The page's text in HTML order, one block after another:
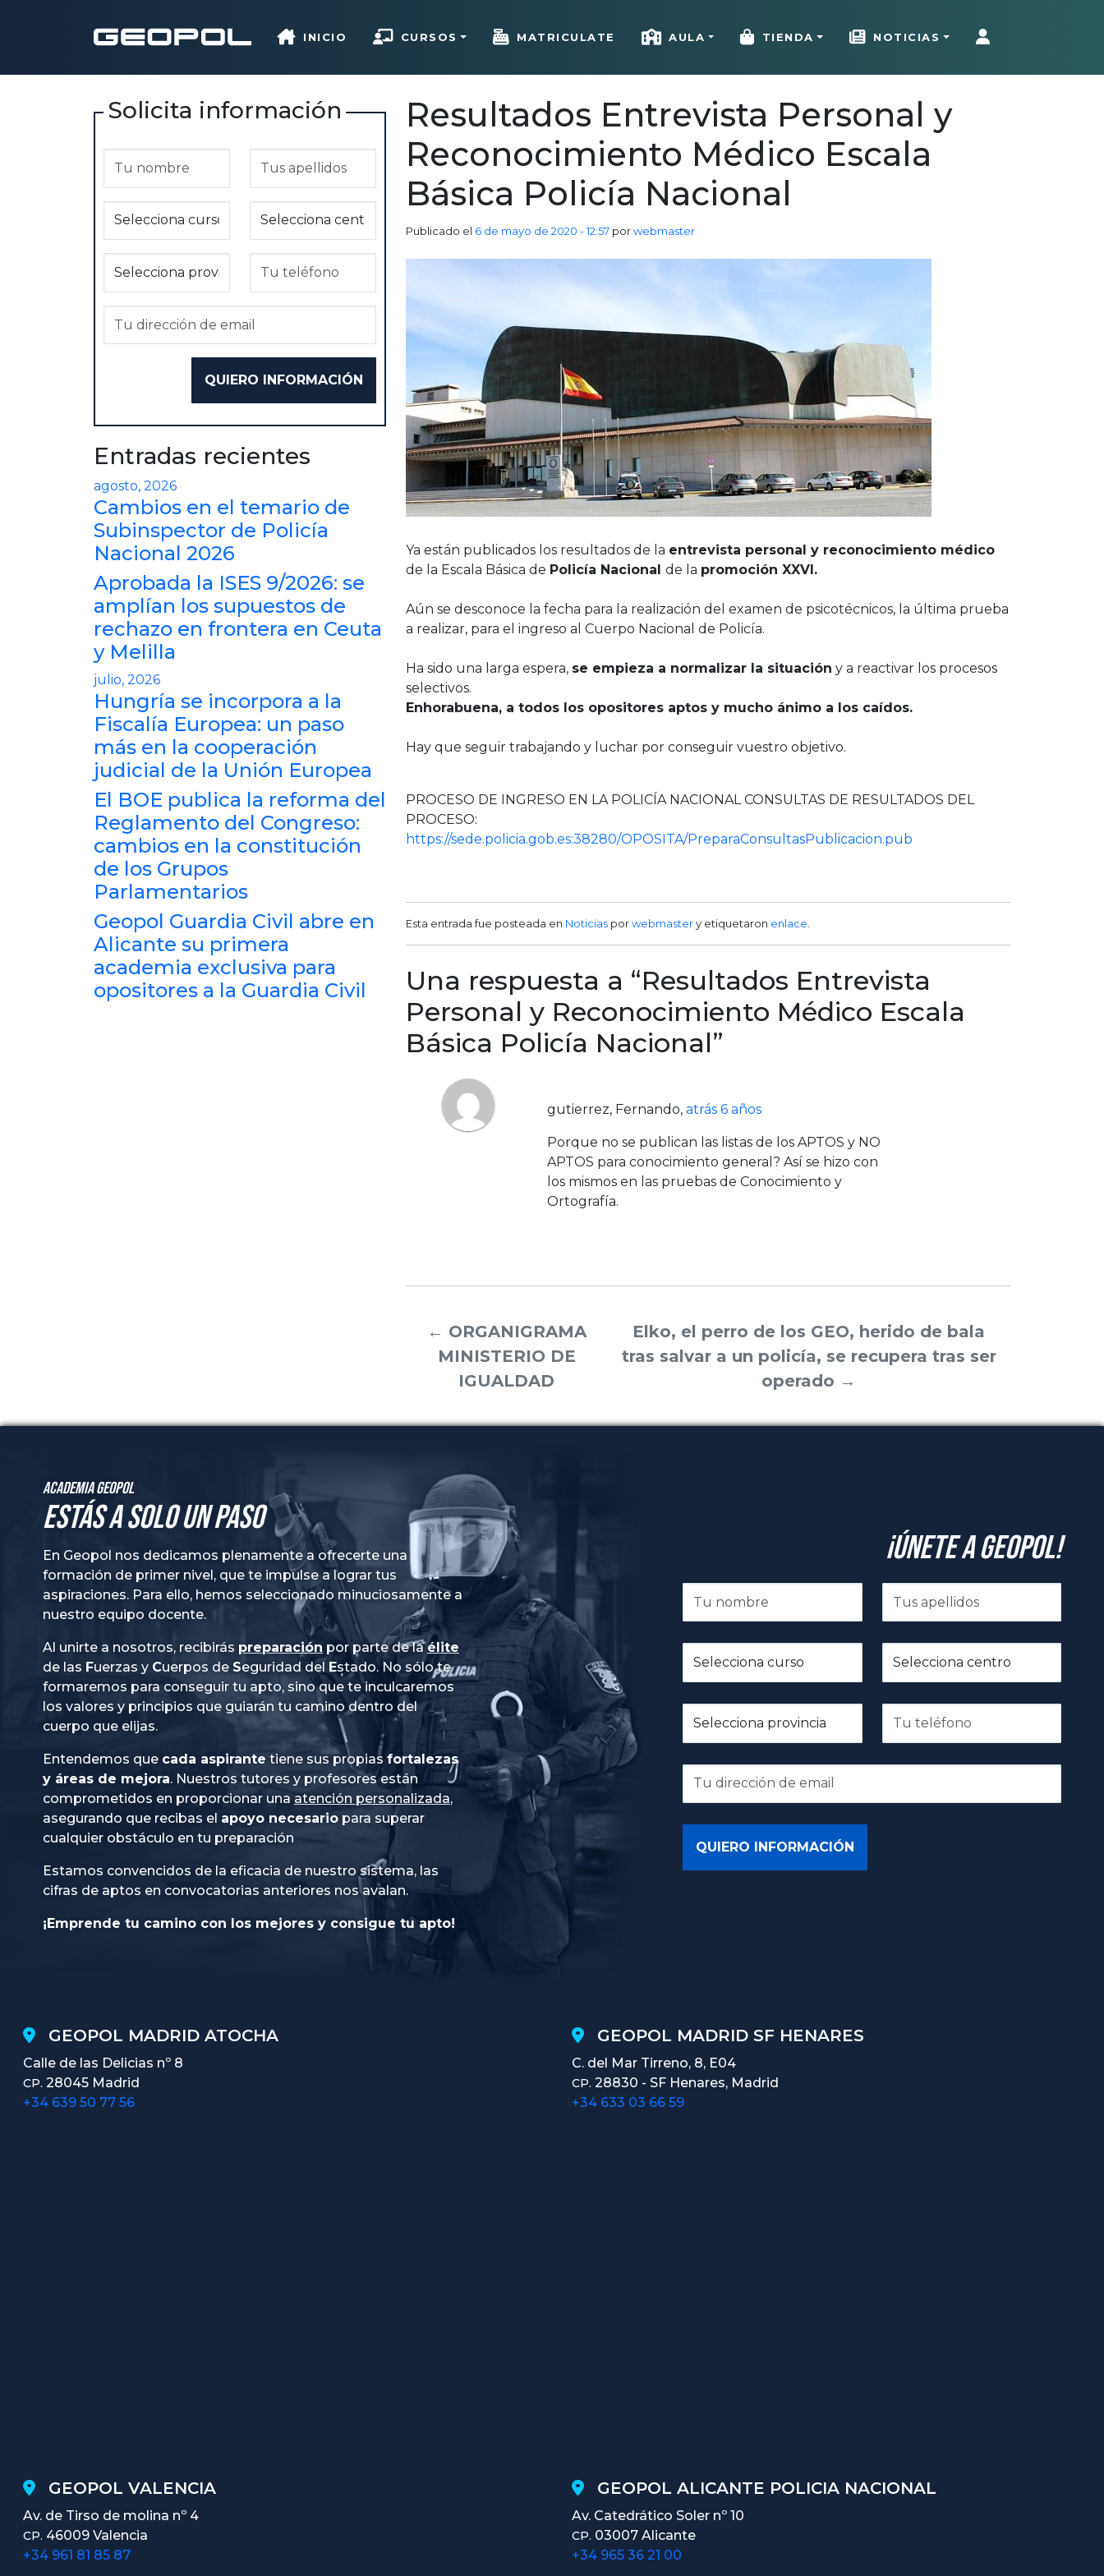
INICIO CURSOS MATRICULATE AULA TIENDA NOTICIAS
Resultados Entrevista Personal y
Reconocimiento Médico Escala
Básica Policía Nacional
Publicado el 6 de mayo de 2020 - 12:57 porwebmaster
Ya están publicados los resultados de la entrevista personal y reconocimiento médico
de la Escala Básica de Policía Nacional de la promoción XXVI.
Aún se desconoce la fecha para la realización del examen de psicotécnicos, la última prueba
a realizar, para el ingreso al Cuerpo Nacional de Policía.
Ha sido una larga espera, se empieza a normalizar la situación y a reactivar los procesos
selectivos.
Enhorabuena, a todos los opositores aptos y mucho ánimo a los caídos.
Hay que seguir trabajando y luchar por conseguir vuestro objetivo.
PROCESO DE INGRESO EN LA POLICÍA NACIONAL CONSULTAS DE RESULTADOS DEL
PROCESO:
https://sede.policia.gob.es:38280/OPOSITA/PreparaConsultasPublicacion.pub
Esta entrada fue posteada en Noticias porwebmastery etiquetaron enlace
Una respuesta a “Resultados Entrevista
Personal y Reconocimiento Médico Escala
Básica Policía Nacional”
gutierrez, Fernando,atrás 6 años
Porque no se publican las listas de los APTOS y NO
APTOS para conocimiento general? Así se hizo con
los mismos en las pruebas de Conocimiento y
Ortografía.
← ORGANIGRAMA
MINISTERIO DE
IGUALDAD
Elko, el perro de los GEO, herido de bala
tras salvar a un policía, se recupera tras ser
operado →
Solicita información
Entradas recientes
agosto, 2026
Cambios en el temario de
Subinspector de Policía
Nacional 2026
Aprobada la ISES 9/2026: se
amplían los supuestos de
rechazo en frontera en Ceuta
y Melilla
julio, 2026
Hungría se incorpora a la
Fiscalía Europea: un paso
más en la cooperación
judicial de la Unión Europea
El BOE publica la reforma del
Reglamento del Congreso:
cambios en la constitución
de los Grupos
Parlamentarios
Geopol Guardia Civil abre en
Alicante su primera
academia exclusiva para
opositores a la Guardia Civil
Academia GeoPol
Estás a solo un paso
En Geopol nos dedicamos plenamente a ofrecerte una
formación de primer nivel, que te impulse a lograr tus
aspiraciones. Para ello, hemos seleccionado minuciosamente a
nuestro equipo docente.
Al unirte a nosotros, recibirás preparación por parte de laélite
de las
Fuerzas y Cuerpos de Seguridad del Estado. No sólo te
formaremos para conseguir tu apto, sino que te inculcaremos
los valores y principios que guiarán tu camino dentro del
cuerpo que elijas.
Entendemos que cada aspirante tiene sus propiasfortalezas
y áreas de mejora. Nuestros tutores y profesores están
comprometidos en proporcionar una atención personalizada,
asegurando que recibas el apoyo necesario para superar
cualquier obstáculo en tu preparación
Estamos convencidos de la eficacia de nuestro sistema, las
cifras de aptos en convocatorias anteriores nos avalan.
¡Emprende tu camino con los mejores y consigue tu apto!
¡Únete a GeoPol!
GEOPOL MADRID ATOCHA
Calle de las Delicias nº 8
CP. 28045 Madrid
+34 639 50 77 56
GEOPOL MADRID SF HENARES
C. del Mar Tirreno, 8, E04
CP. 28830 - SF Henares, Madrid
+34 633 03 66 59
GEOPOL VALENCIA
Av. de Tirso de molina nº 4
CP. 46009 Valencia
+34 961 81 85 87
GEOPOL ALICANTE POLICIA NACIONAL
Av. Catedrático Soler nº 10
CP. 03007 Alicante
+34 965 36 21 00